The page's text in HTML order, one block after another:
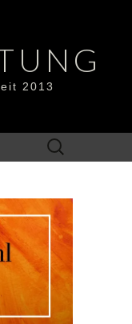
2013
Suchen
nach: